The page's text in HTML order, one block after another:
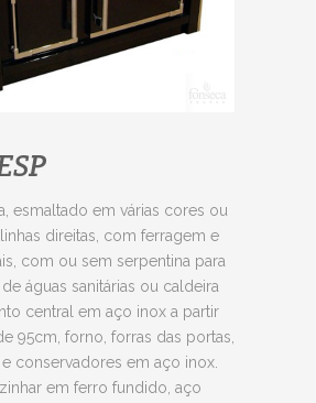
esmaltado em várias cores ou
direitas, com ferragem e
com ou sem serpentina para
águas sanitárias ou caldeira
central em aço inox a partir
95cm, forno, forras das portas,
conservadores em aço inox.
em ferro fundido, aço